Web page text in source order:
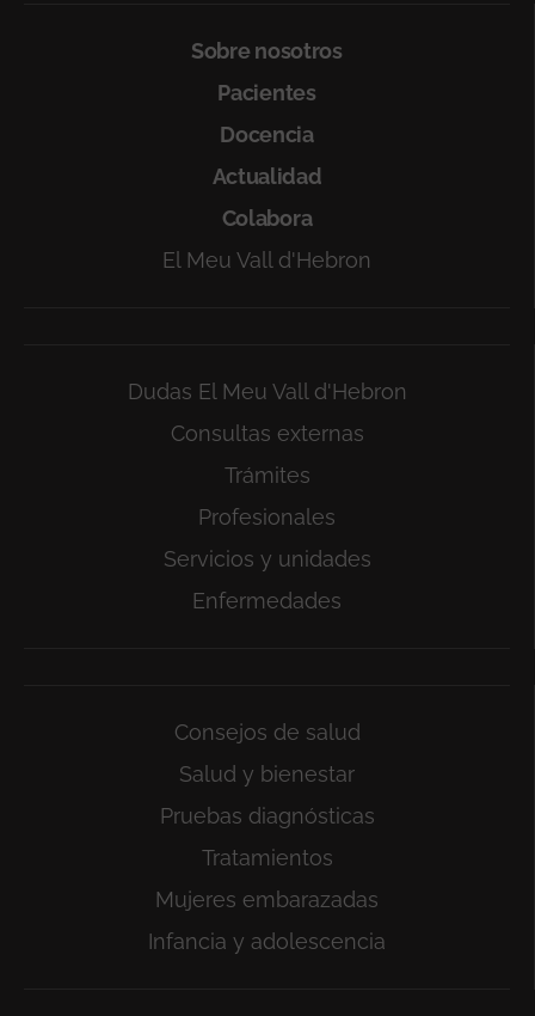
Sobre nosotros
Pacientes
Docencia
Actualidad
Colabora
El Meu Vall d'Hebron
Dudas El Meu Vall d'Hebron
Consultas externas
Trámites
Profesionales
Servicios y unidades
Enfermedades
Consejos de salud
Salud y bienestar
Pruebas diagnósticas
Tratamientos
Mujeres embarazadas
Infancia y adolescencia